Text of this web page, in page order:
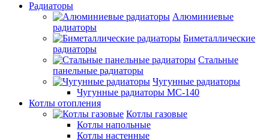
Радиаторы
Алюминиевые
радиаторы
Биметаллические
радиаторы
Стальные
панельные радиаторы
Чугунные радиаторы
Чугунные радиаторы МС-140
Котлы отопления
Котлы газовые
Котлы напольные
Котлы настенные